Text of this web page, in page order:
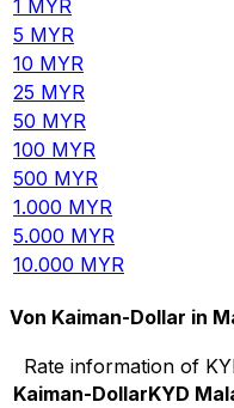
1 MYR
5 MYR
10 MYR
25 MYR
50 MYR
100 MYR
500 MYR
1.000 MYR
5.000 MYR
10.000 MYR
Von Kaiman-Dollar in
Rate information of
Kaiman-DollarKYD